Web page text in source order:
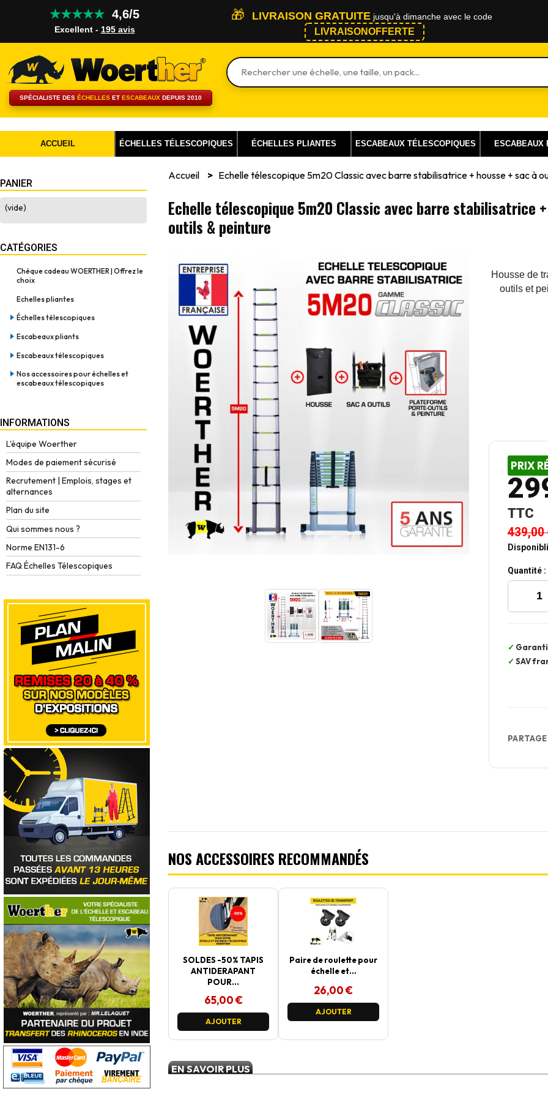
★★★★★ 4,6/5
Excellent - 195 avis
🎁 LIVRAISON GRATUITEjusqu'à dimanche avec le code
LIVRAISONOFFERTE
SPÉCIALISTE DES ÉCHELLES ET ESCABEAUX DEPUIS 2010
Rechercher un produit
ACCUEIL ÉCHELLES TÉLESCOPIQUES ÉCHELLES PLIANTES ESCABEAUX TÉLESCOPIQUES ESCABEAUX
PANIER
(vide)
CATÉGORIES
Chèque cadeau WOERTHER | Offrez le
choix
Echelles pliantes
Échelles télescopiques
Escabeaux pliants
Escabeaux télescopiques
Nos accessoires pour échelles et
escabeaux télescopiques
INFORMATIONS
L'équipe Woerther
Modes de paiement sécurisé
Recrutement | Emplois, stages et
alternances
Plan du site
Qui sommes nous ?
Norme EN131-6
FAQ Échelles Télescopiques
Accueil > Echelle télescopique 5m20 Classic avec barre stabilisatrice + housse + sac à
Echelle télescopique 5m20 Classic avec barre stabilisatrice
outils & peinture
Housse de
outils et
PRIX
TTC
439,00
Quantité :
SAV
NOS ACCESSOIRES RECOMMANDÉS
SOLDES -50% TAPIS
ANTIDERAPANT
POUR...
65,00 €
AJOUTER
Paire de roulette pour
échelle et...
26,00 €
AJOUTER
EN SAVOIR PLUS